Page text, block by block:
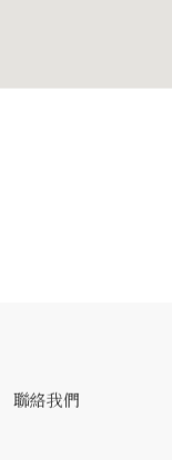
聯絡我們